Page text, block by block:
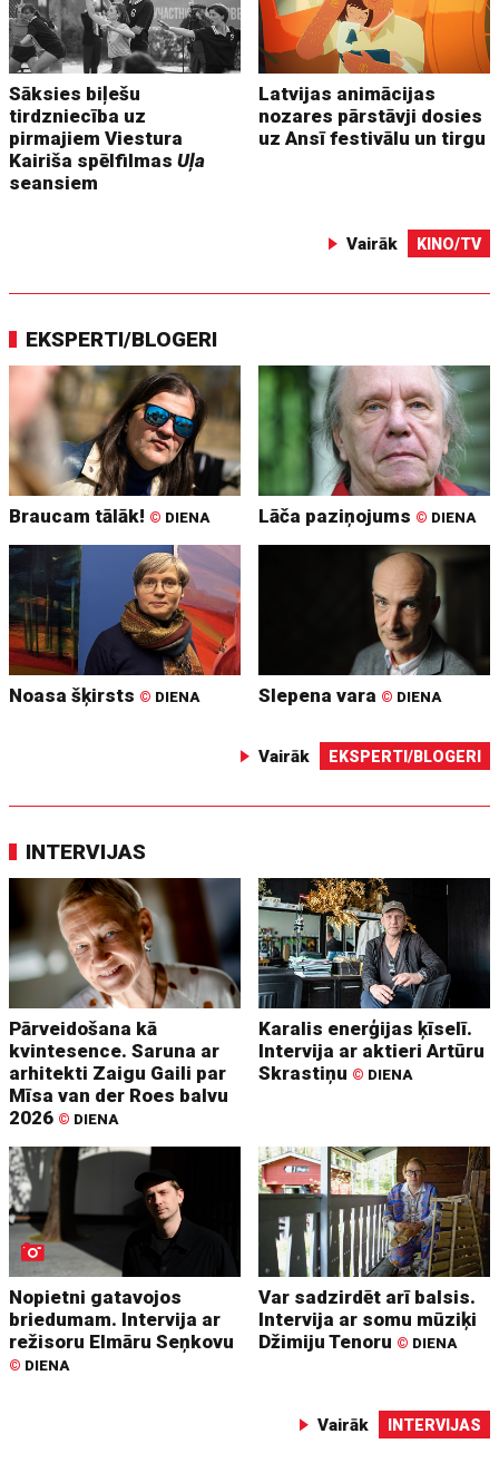
Sāksies biļešu
tirdzniecība uz
pirmajiem Viestura
Kairiša spēlfilmasUļa
seansiem
Latvijas animācijas
nozares pārstāvji dosies
uz Ansī festivālu un tirgu
Vairāk KINO/TV
EKSPERTI/BLOGERI
Braucam tālāk! © DIENA Lāča paziņojums © DIENA
Noasa šķirsts © DIENA Slepena vara © DIENA
Vairāk EKSPERTI/BLOGERI
INTERVIJAS
Pārveidošana kā
kvintesence. Saruna ar
arhitekti Zaigu Gaili par
Mīsa van der Roes balvu
2026 © DIENA
Karalis enerģijas ķīselī.
Intervija ar aktieri Artūru
Skrastiņu © DIENA
Nopietni gatavojos
briedumam. Intervija ar
režisoru Elmāru Seņkovu
© DIENA
Var sadzirdēt arī balsis.
Intervija ar somu mūziķi
Džimiju Tenoru © DIENA
Vairāk INTERVIJAS